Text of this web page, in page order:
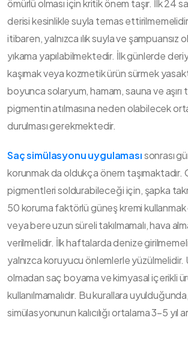
ömürlü olması için kritik önem taşır. İlk 24
derisi kesinlikle suyla temas
itibaren, yalnızca ılık suyla ve şampuansız
yıkama yapılabilmektedir. İlk günlerde
kaşımak veya kozmetik ürün sürmek
boyunca solaryum, hamam, sauna ve aşırı
pigmentin atılmasına neden olabilecek
durulması gerekmektedir.
Saç simülasyonu uygulamasısonrası
korunmak da oldukça önem taşımaktadır.
pigmentleri soldurabileceği için, şapka
50 koruma faktörlü güneş kremi
veya bere uzun süreli takılmamalı, hava
verilmelidir. İlk haftalarda denize
yalnızca koruyucu önlemlerle yüzülmelidir.
olmadan saç boyama ve kimyasal içerikli
kullanılmamalıdır. Bu kurallara
simülasyonunun kalıcılığı ortalama 3–5 yıl